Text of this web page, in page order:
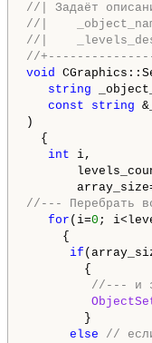
//| Задаёт
//|
//|
//
void
string
const
string
)
{
int
//--- Перебрать
for (i=0 ;
{
if
{
//--- и
}
else
//